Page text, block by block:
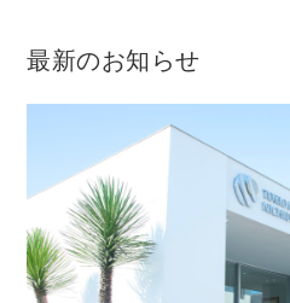
最新のお知らせ